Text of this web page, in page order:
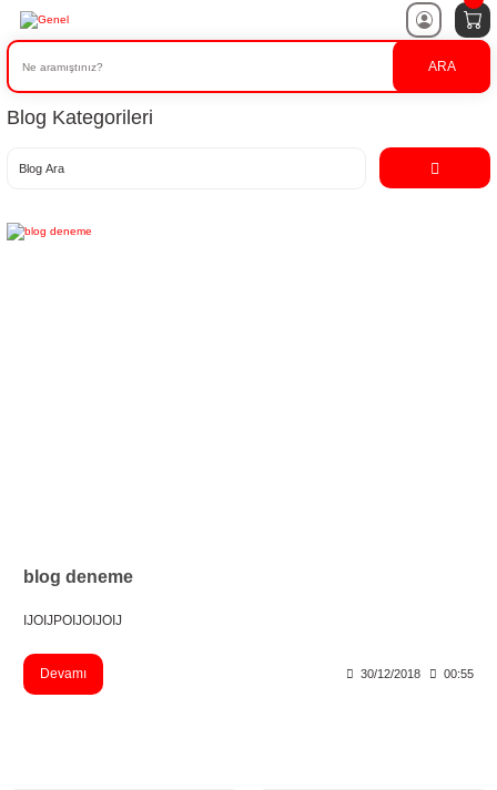
ARA
Blog Kategorileri
blog deneme
IJOIJPOIJOIJOIJ
Devamı 30/12/2018 00:55